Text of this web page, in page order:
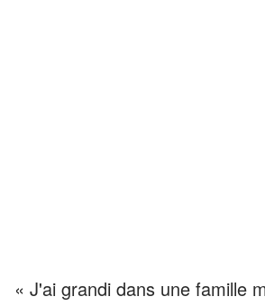
« J'ai grandi dans une famille